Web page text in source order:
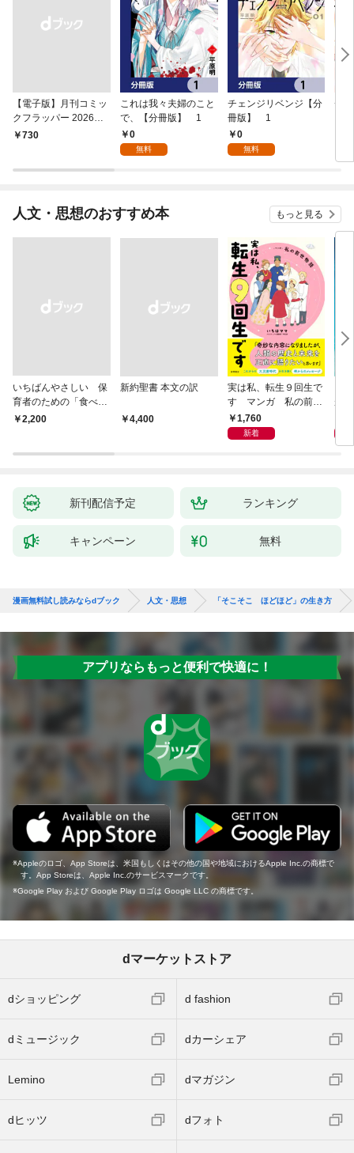
【電子版】月刊コミッ
クフラッパー 2026年9
月号
￥730
これは我々夫婦のこと
で、【分冊版】 1
0
無料
チェンジリベンジ【分
冊版】 1
0
無料
チ
人文・思想のおすすめ本 もっと見る
いちばんやさしい 保
育者のための「食べな
い子」サポートＢＯＯ
￥2,200
新約聖書 本文の訳
￥4,400
実は私、転生９回生で
す マンガ 私の前世
物語1,760
新着
が
新刊配信予定 ランキング
キャンペーン 無料
漫画無料試し読みならdブック 人文・思想 「そこそこ ほどほど」の生き方
アプリならもっと便利で快適に！
Appleのロゴ、App Storeは、米国もしくはその他の国や地域におけるApple Inc.の商標で
す。App Storeは、Apple Inc.のサービスマークです。
Google Play および Google Play ロゴは Google LLC の商標です。
dマーケットストア
dショッピング d fashion
dミュージック dカーシェア
Lemino dマガジン
dヒッツ dフォト